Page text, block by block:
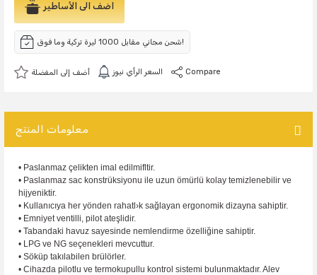
اضف الى الأساطير
شحن مجاني مقابل 1000 ليرة تركية وما فوق!
السعر الرأي نيوز Compare
معلومات المنتج
• Paslanmaz çelikten imal edilmifltir.
• Paslanmaz sac konstrüksiyonu ile uzun ömürlü kolay temizlenebilir ve
hijyeniktir.
• Kullanıcıya her yönden rahatl›k sağlayan ergonomik dizayna sahiptir.
• Emniyet ventilli, pilot ateşlidir.
• Tabandaki havuz sayesinde nemlendirme özelliğine sahiptir.
• LPG ve NG seçenekleri mevcuttur.
• Söküp takılabilen brülörler.
• Cihazda pilotlu ve termokupullu kontrol sistemi bulunmaktadır. Alev